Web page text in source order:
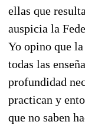
ellas que
auspicia la
Yo opino que la
todas las
profundidad
practican y
que no saben